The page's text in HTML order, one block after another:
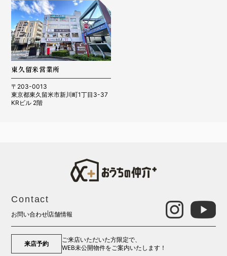
東久留米営業所
〒203-0013
東京都東久留米市新川町1丁目3-37
KRビル 2階
Contact
お問い合わせ 店舗情報
来店予約
ご来店いただいた方限定で、
WEB未公開物件をご案内いたします！